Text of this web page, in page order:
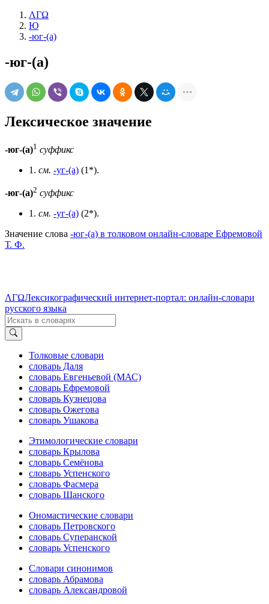
ΛΓΩ
Ю
-юг-(а)
-юг-(а)
Лексическое значение
-юг-(а)1 суффикс
1. см. -уг-(а) (1*).
-юг-(а)2 суффикс
1. см. -уг-(а) (2*).
Значение слова -юг-(а) в толковом онлайн-словаре Ефремовой
Т. Ф.
ΛΓΩЛексикографический интернет-портал: онлайн-словари
русского языка
Толковые словари
словарь Даля
словарь Евгеньевой (МАС)
словарь Ефремовой
словарь Кузнецова
словарь Ожегова
словарь Ушакова
Этимологические словари
словарь Крылова
словарь Семёнова
словарь Успенского
словарь Фасмера
словарь Шанского
Ономастические словари
словарь Петровского
словарь Суперанской
словарь Успенского
Словари синонимов
словарь Абрамова
словарь Александровой